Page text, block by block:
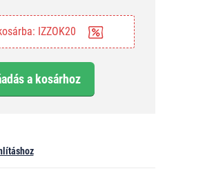
IZZOK20
a kosárhoz